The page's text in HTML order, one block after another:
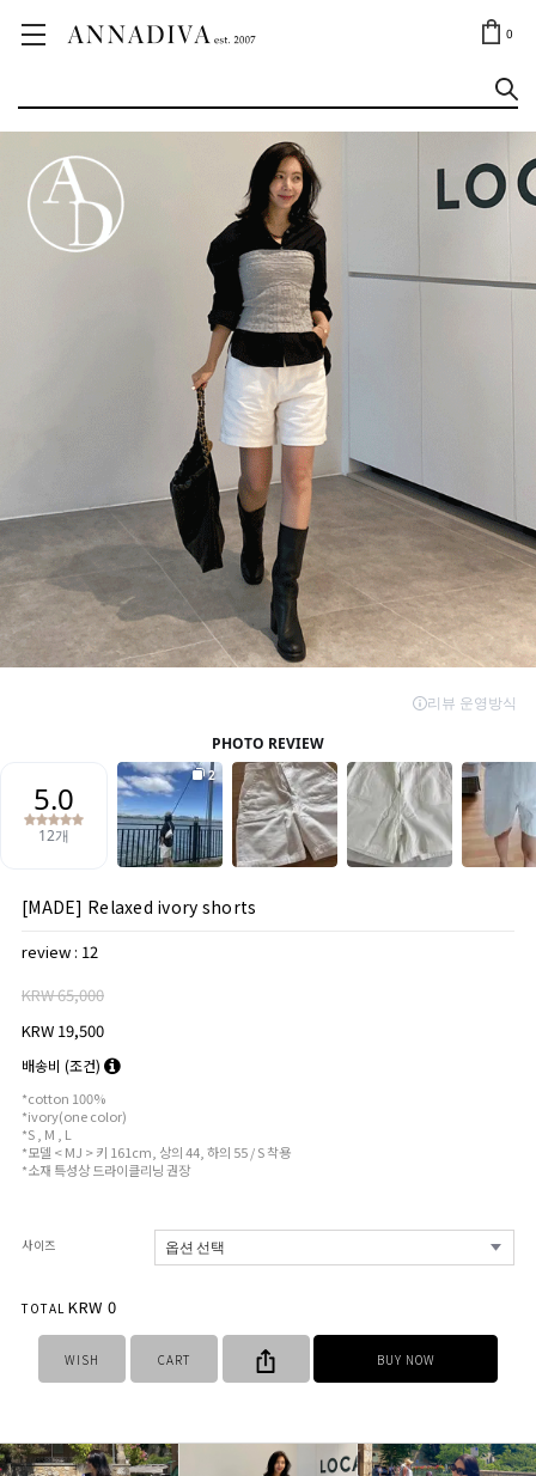
0
ANNA JEWELRY
[MADE] Relaxed ivory shorts
review : 12
KRW 65,000
KRW 19,500
배송비 (조건)
*cotton 100%
*ivory(one color)
*S , M , L
*모델 < MJ > 키 161cm, 상의 44, 하의 55 / S 착용
*소재 특성상 드라이클리닝 권장
사이즈
TOTAL KRW 0
WISH CART BUY NOW